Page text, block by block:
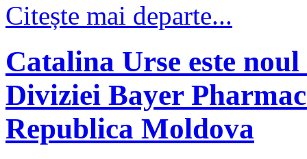
Citește mai departe...
Catalina Urse este
Diviziei Bayer
Republica Moldova